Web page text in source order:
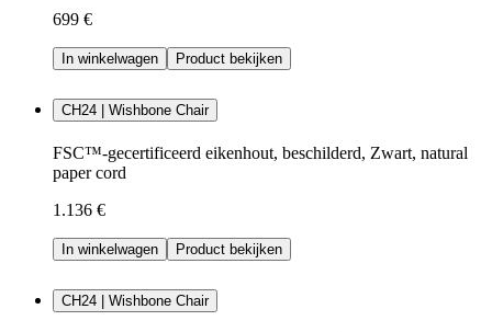
699 €
In winkelwagen Product bekijken
CH24 | Wishbone Chair
FSC™-gecertificeerd eikenhout, beschilderd, Zwart, natural
paper cord
1.136 €
In winkelwagen Product bekijken
CH24 | Wishbone Chair